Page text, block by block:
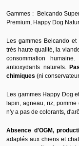
Gammes : Belcando
Premium, Happy Dog
Les gammes Belcando
très haute qualité, la
consommation
antioxydants naturels.
chimiques (ni
Les gammes Happy Dog
lapin, agneau, riz,
n'y a pas de colorants,
Absence d'OGM,
adaptés aux chiens et